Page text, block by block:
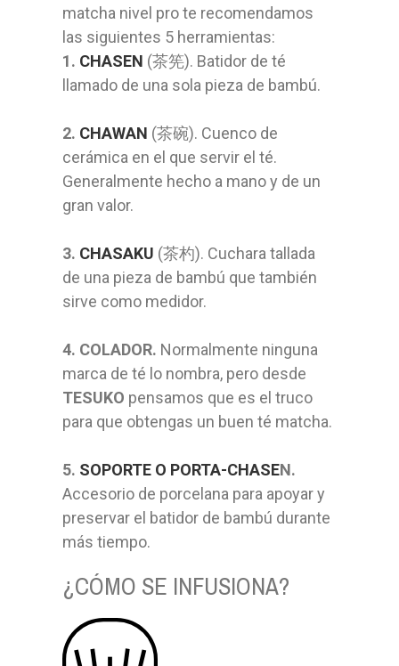
matcha nivel pro te recomendamos
las siguientes 5 herramientas:
1. CHASEN (茶筅). Batidor de té
llamado de una sola pieza de bambú.
2. CHAWAN (茶碗). Cuenco de
cerámica en el que servir el té.
Generalmente hecho a mano y de un
gran valor.
3. CHASAKU (茶杓). Cuchara tallada
de una pieza de bambú que también
sirve como medidor.
4. COLADOR. Normalmente ninguna
marca de té lo nombra, pero desde
TESUKO pensamos que es el truco
para que obtengas un buen té matcha.
5. SOPORTE O PORTA-CHASEN.
Accesorio de porcelana para apoyar y
preservar el batidor de bambú durante
más tiempo.
¿CÓMO SE INFUSIONA?